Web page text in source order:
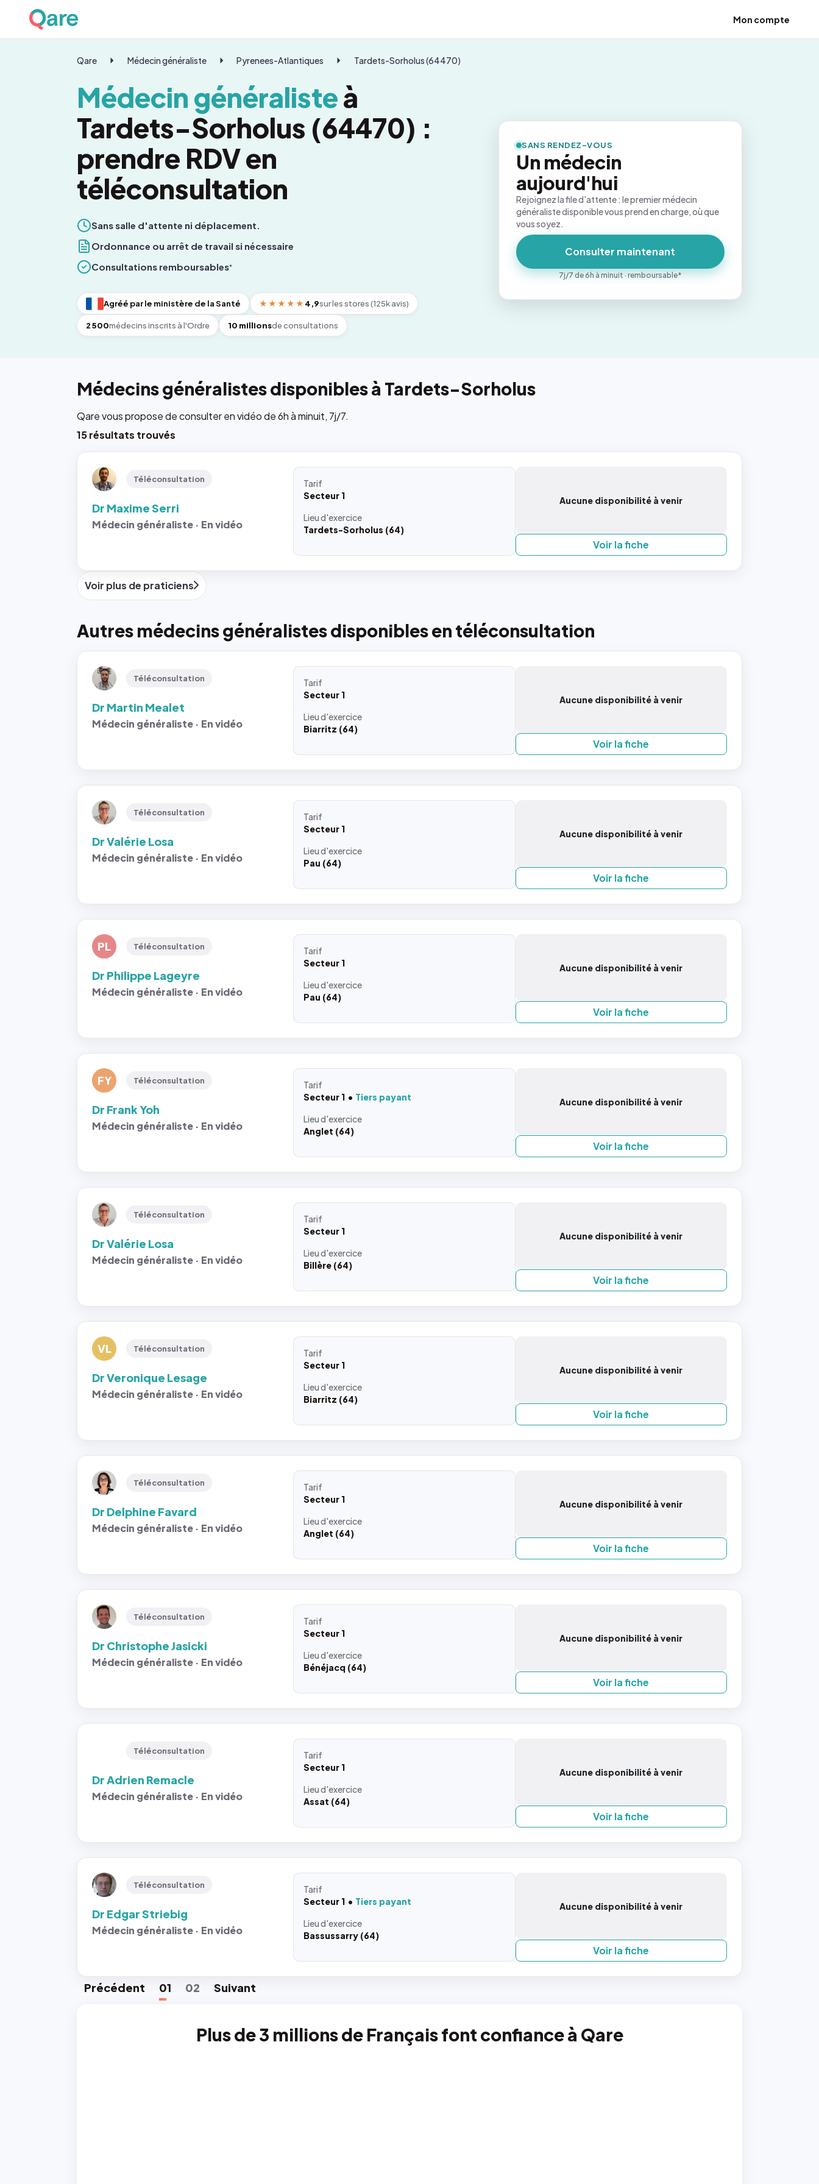
Mon compte
Qare Médecin généraliste Pyrenees-Atlantiques Tardets-Sorholus (64470)
Médecin généralisteà
Tardets-Sorholus (64470) :
prendre RDV en
téléconsultation
Sans salle d'attente ni déplacement.
Ordonnance ou arrêt de travail si nécessaire
Consultations remboursables*
Agréé par le ministère de la Santé ★★★★★ 4,9sur les stores (125k avis)
2 500médecins inscrits à l'Ordre 10 millionsde consultations
SANS RENDEZ-VOUS
Un médecin
aujourd'hui
Rejoignez la file d'attente : le premier médecin
généraliste disponible vous prend en charge, où que
vous soyez.
Consulter maintenant
7j/7 de 6h à minuit · remboursable*
Médecins généralistes disponibles à Tardets-Sorholus
Qare vous propose de consulter en vidéo de 6h à minuit, 7j/7.
15 résultats trouvés
Téléconsultation
Dr Maxime Serri
Médecin généraliste · En vidéo
Tarif
Secteur 1
Lieud'exercice
Tardets-Sorholus (64)
Aucune disponibilité à venir
Voir la fiche
Voir plus de praticiens
Autres médecins généralistes disponibles en téléconsultation
Téléconsultation
Dr Martin Mealet
Médecin généraliste · En vidéo
Tarif
Secteur 1
Lieud'exercice
Biarritz (64)
Aucune disponibilité à venir
Voir la fiche
Téléconsultation
Dr Valérie Losa
Médecin généraliste · En vidéo
Tarif
Secteur 1
Lieud'exercice
Pau (64)
Aucune disponibilité à venir
Voir la fiche
PL Téléconsultation
Dr Philippe Lageyre
Médecin généraliste · En vidéo
Tarif
Secteur 1
Lieud'exercice
Pau (64)
Aucune disponibilité à venir
Voir la fiche
FY Téléconsultation
Dr Frank Yoh
Médecin généraliste · En vidéo
Tarif
Secteur 1
Tiers payant
Lieud'exercice
Anglet (64)
Aucune disponibilité à venir
Voir la fiche
Téléconsultation
Dr Valérie Losa
Médecin généraliste · En vidéo
Tarif
Secteur 1
Lieud'exercice
Billère (64)
Aucune disponibilité à venir
Voir la fiche
VL Téléconsultation
Dr Veronique Lesage
Médecin généraliste · En vidéo
Tarif
Secteur 1
Lieud'exercice
Biarritz (64)
Aucune disponibilité à venir
Voir la fiche
Téléconsultation
Dr Delphine Favard
Médecin généraliste · En vidéo
Tarif
Secteur 1
Lieud'exercice
Anglet (64)
Aucune disponibilité à venir
Voir la fiche
Téléconsultation
Dr Christophe Jasicki
Médecin généraliste · En vidéo
Tarif
Secteur 1
Lieud'exercice
Bénéjacq (64)
Aucune disponibilité à venir
Voir la fiche
Téléconsultation
Dr Adrien Remacle
Médecin généraliste · En vidéo
Tarif
Secteur 1
Lieud'exercice
Assat (64)
Aucune disponibilité à venir
Voir la fiche
Téléconsultation
Dr Edgar Striebig
Médecin généraliste · En vidéo
Tarif
Secteur 1
Tiers payant
Lieud'exercice
Bassussarry (64)
Aucune disponibilité à venir
Voir la fiche
Précédent 01 02 Suivant
Plus de 3 millions de Français font confiance à Qare